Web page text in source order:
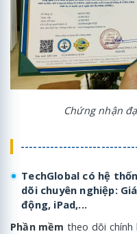
Chứng nhận
TechGlobal có hệ
dõi chuyên nghiệp:
động, iPad,...
Phần mềm theo dõi chính